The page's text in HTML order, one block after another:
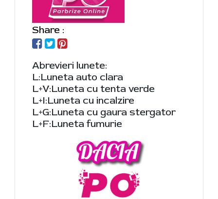
Share :
Abrevieri lunete:
L:Luneta auto clara
L+V:Luneta cu tenta verde
L+I:Luneta cu incalzire
L+G:Luneta cu gaura stergator
L+F:Luneta fumurie